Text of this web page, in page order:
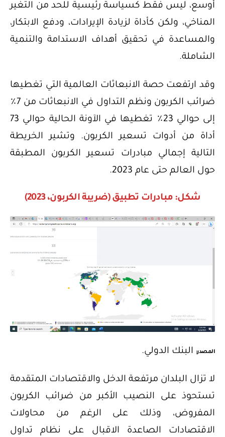
أوسع، ليس فقط كسياسة رئيسية للحد من التغير
المناخي، ولكن كأداة لزيادة الإيرادات، ودفع الابتكار،
والمساعدة في تحقيق أهداف الاستدامة والتنمية
الشاملة.
وقد ارتفعت حصة الانبعاثات العالمية التي تغطيها
ضرائب الكربون ونظم التداول في الانبعاثات من 7٪
إلى حوالي 23٪ تغطيها في الآونة الحالية حوالي 73
أداة من أدوات تسعير الكربون. وتشير الخريطة
التالية إجمالي مبادرات تسعير الكربون المطبقة
حول العالم حتى عام 2023.
شكل: مبادرات تطبيق (ضريبة الكربون، 2023)
المصدر:البنك الدولي.
لا تزال البلدان مرتفعة الدخل والاقتصادات المتقدمة
تستحوذ على النصيب الأكبر من ضرائب الكربون
المفروض، وذلك على الرغم من محاولات
الاقتصادات الصاعدة الاقبال على نظام تداول